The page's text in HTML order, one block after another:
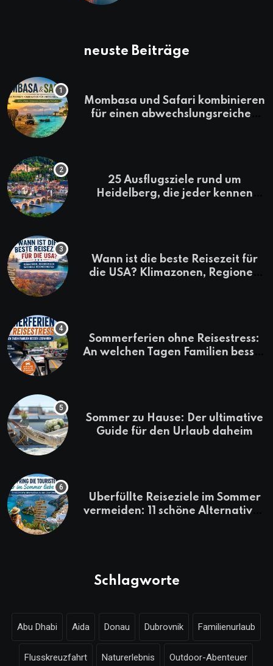
neuste Beiträge
Mombasa und Safari kombinieren
für einen abwechslungsreichen
25 Ausflugsziele rund um
Heidelberg, die jeder kennen
Wann ist die beste Reisezeit für
die USA? Klimazonen, Regionen
Sommerferien ohne Reisestress:
An welchen Tagen Familien besser
Sommer zu Hause: Der ultimative
Guide für den Urlaub daheim
Überfüllte Reiseziele im Sommer
vermeiden: 11 schöne Alternativen
Schlagworte
Abu Dhabi Aida Donau Dubrovnik Familienurlaub
Flusskreuzfahrt Naturerlebnis Outdoor-Abenteuer